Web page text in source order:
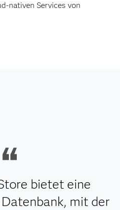
nativen Services von
bietet eine
mit der